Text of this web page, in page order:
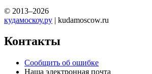
© 2013–2026
кудамоскоу.ру | kudamoscow.ru
Контакты
Сообщить об ошибке
Наша электронная почта